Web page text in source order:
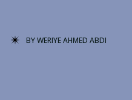
BYWERIYE AHMED ABDI